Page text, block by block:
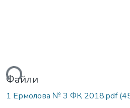
Файли
1 Ермолова № 3 ФК 2018.pdf